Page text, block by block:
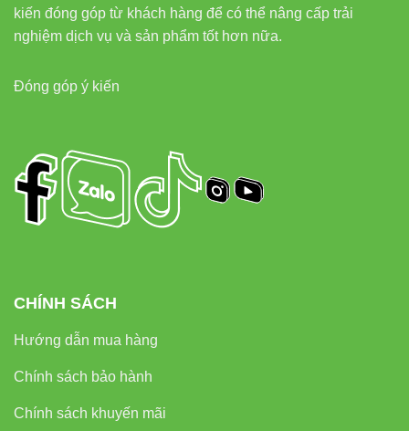
kiến đóng góp từ khách hàng để có thể nâng cấp trải
nghiệm dịch vụ và sản phẩm tốt hơn nữa.
Đóng góp ý kiến
CHÍNH SÁCH
Hướng dẫn mua hàng
Chính sách bảo hành
Chính sách khuyến mãi